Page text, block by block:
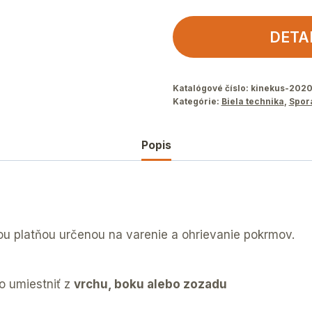
Katalógové číslo: kinekus-
Kategórie: Biela technika,
Popis
platňou určenou na varenie a ohrievanie pokrmov.
umiestniť z vrchu, boku alebo zozadu